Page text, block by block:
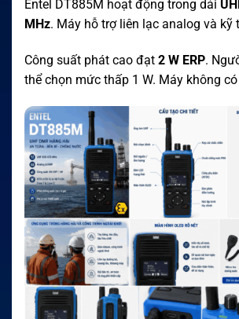
Entel DT885M hoạt động trong dải
MHz. Máy hỗ trợ liên lạc analog và kỹ
Công suất phát cao đạt 2 W ERP.
thể chọn mức thấp 1 W. Máy không